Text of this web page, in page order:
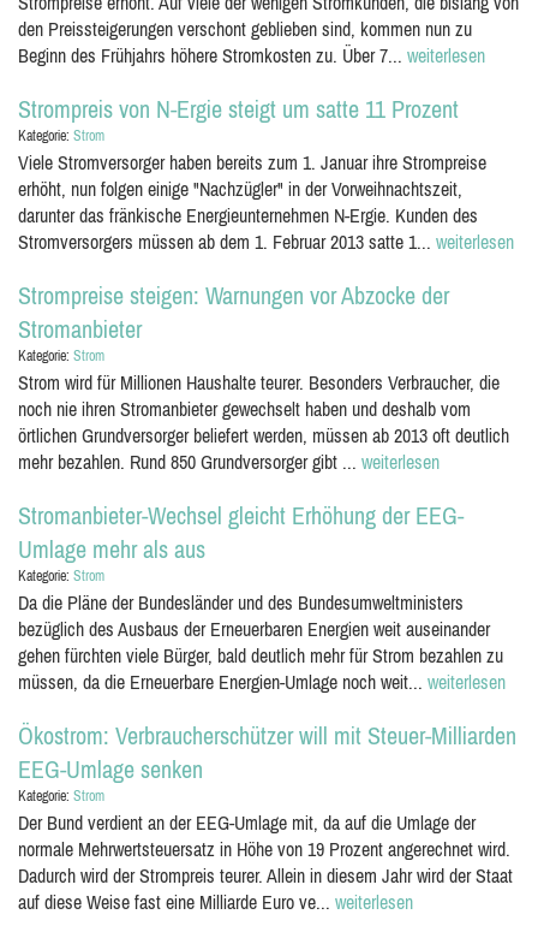
den Preissteigerungen verschont geblieben sind, kommen nun zu
Beginn des Frühjahrs höhere Stromkosten zu. Über 7... weiterlesen
Strompreis von N-Ergie steigt um satte 11 Prozent
Kategorie: Strom
Viele Stromversorger haben bereits zum 1. Januar ihre Strompreise
erhöht, nun folgen einige "Nachzügler" in der Vorweihnachtszeit,
darunter das fränkische Energieunternehmen N-Ergie. Kunden des
Stromversorgers müssen ab dem 1. Februar 2013 satte 1... weiterlesen
Strompreise steigen: Warnungen vor Abzocke der
Stromanbieter
Kategorie: Strom
Strom wird für Millionen Haushalte teurer. Besonders Verbraucher, die
noch nie ihren Stromanbieter gewechselt haben und deshalb vom
örtlichen Grundversorger beliefert werden, müssen ab 2013 oft deutlich
mehr bezahlen. Rund 850 Grundversorger gibt ... weiterlesen
Stromanbieter-Wechsel gleicht Erhöhung der EEG-
Umlage mehr als aus
Kategorie: Strom
Da die Pläne der Bundesländer und des Bundesumweltministers
bezüglich des Ausbaus der Erneuerbaren Energien weit auseinander
gehen fürchten viele Bürger, bald deutlich mehr für Strom bezahlen zu
müssen, da die Erneuerbare Energien-Umlage noch weit... weiterlesen
Ökostrom: Verbraucherschützer will mit Steuer-Milliarden
EEG-Umlage senken
Kategorie: Strom
Der Bund verdient an der EEG-Umlage mit, da auf die Umlage der
normale Mehrwertsteuersatz in Höhe von 19 Prozent angerechnet wird.
Dadurch wird der Strompreis teurer. Allein in diesem Jahr wird der Staat
auf diese Weise fast eine Milliarde Euro ve... weiterlesen